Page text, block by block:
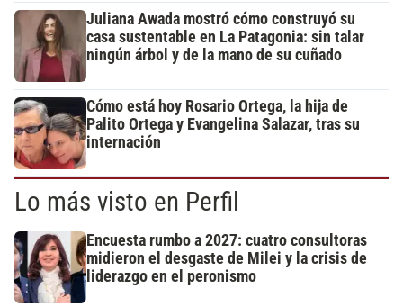
Juliana Awada mostró cómo construyó su
casa sustentable en La Patagonia: sin talar
ningún árbol y de la mano de su cuñado
Cómo está hoy Rosario Ortega, la hija de
Palito Ortega y Evangelina Salazar, tras su
internación
Lo más visto en Perfil
Encuesta rumbo a 2027: cuatro consultoras
midieron el desgaste de Milei y la crisis de
liderazgo en el peronismo